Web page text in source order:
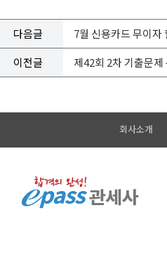
다음글
7월 신용카드 무이
이전글
제42회 2차 기출문제
회사소개